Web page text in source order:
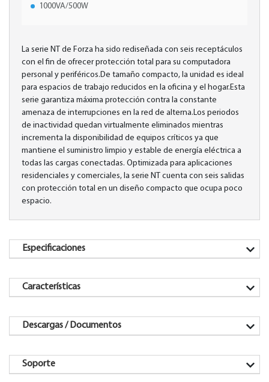
1000VA/500W
La serie NT de Forza ha sido rediseñada con seis receptáculos
con el fin de ofrecer protección total para su computadora
personal y periféricos.De tamaño compacto, la unidad es ideal
para espacios de trabajo reducidos en la oficina y el hogar.Esta
serie garantiza máxima protección contra la constante
amenaza de interrupciones en la red de alterna.Los periodos
de inactividad quedan virtualmente eliminados mientras
incrementa la disponibilidad de equipos críticos ya que
mantiene el suministro limpio y estable de energía eléctrica a
todas las cargas conectadas. Optimizada para aplicaciones
residenciales y comerciales, la serie NT cuenta con seis salidas
con protección total en un diseño compacto que ocupa poco
espacio.
Especificaciones
Características
Descargas / Documentos
Soporte